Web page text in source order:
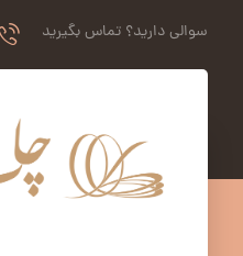
سوالی دارید؟ تماس بگیرید